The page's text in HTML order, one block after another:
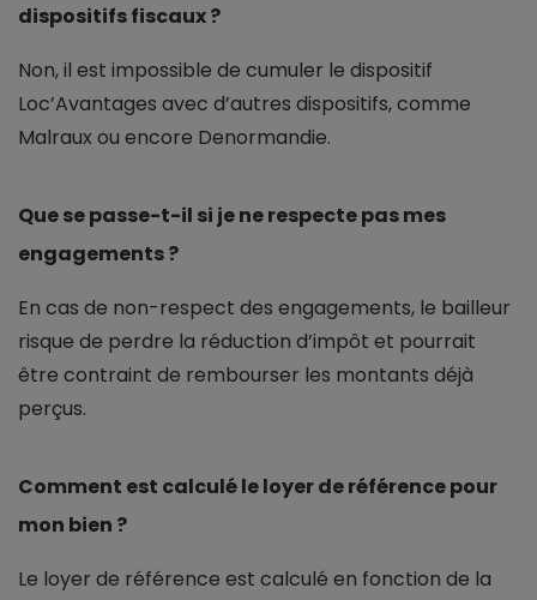
dispositifs fiscaux ?
Non, il est impossible de cumuler le dispositif
Loc’Avantages avec d’autres dispositifs, comme
Malraux ou encore Denormandie.
Que se passe-t-il si je ne respecte pas mes
engagements ?
En cas de non-respect des engagements, le bailleur
risque de perdre la réduction d’impôt et pourrait
être contraint de rembourser les montants déjà
perçus.
Comment est calculé le loyer de référence pour
mon bien ?
Le loyer de référence est calculé en fonction de la